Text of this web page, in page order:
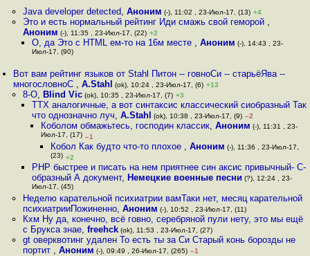
Java developer detected, Аноним (-), 11:02 , 23-Июл-17, (13) +4
Это и есть нормальный рейтинг Иди смажь свой геморой ,
Аноним (-), 11:35 , 23-Июл-17, (22) +2
О, да Это с HTML ем-то на 16м месте , Аноним (-), 14:43 , 23-
Июл-17, (90)
Вот вам рейтинг языков от Stahl Питон -- гoвноСи -- старьёЯва --
многословноС ,A.Stahl (ok), 10:24 , 23-Июл-17, (6) +13
8-O, Blind Vic(ok), 10:35 , 23-Июл-17, (7) +3
ТТХ аналогичные, а вот синтаксис классический сиобразный Так
что однозначно луч, A.Stahl (ok), 10:38 , 23-Июл-17, (9) –2
Коболом обмажьтесь, господин классик,Аноним (-), 11:31 , 23-
Июл-17, (17) –1
Кобол Как будто что-то плохое , Аноним (-), 11:36 , 23-Июл-17,
(23) +2
PHP быстрее и писать на нем приятнее син аксис привычный- C-
образный А документ, Немецкие военные песни (?), 12:24 , 23-
Июл-17, (45)
Неделю карательной психиатрии вамТаки нет, месяц карательной
психиатрииПожиненно, Аноним (-), 10:52 , 23-Июл-17, (11)
Кхм Ну да, конечно, всё гoвно, серебряной пули нету, это мы ещё
с Брукса знае, freehck(ok), 11:53 , 23-Июл-17, (27)
gt оверквотинг удален То есть ты за Си Старый конь борозды не
портит , Аноним (-), 09:49 , 26-Июл-17, (265) –1